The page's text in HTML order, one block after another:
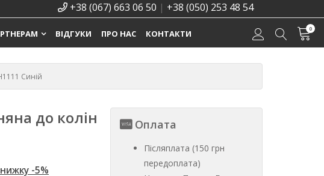
+38 (067) 663 06 50 | +38 (050) 253 48 54
0
ВІДГУКИ ПРО НАС КОНТАКТИ
Синій
до колін
-5%
Оплата
Післяплата (150 грн
передоплата)